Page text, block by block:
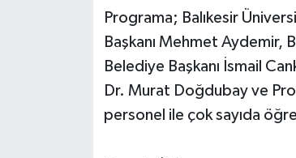
Programa; Balıkesir
Başkanı Mehmet Aydemir,
Belediye Başkanı İsmail
Dr. Murat Doğdubay ve
personel ile çok sayıda